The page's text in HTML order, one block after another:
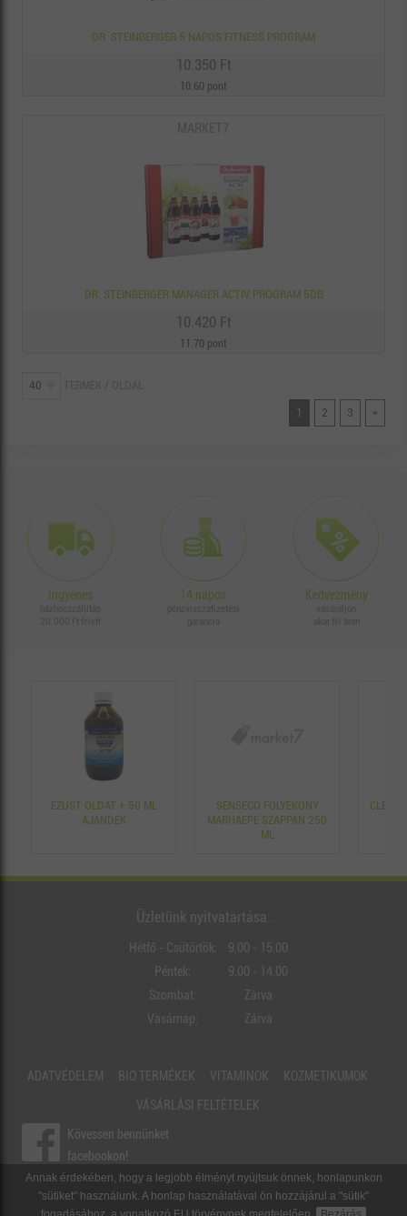
Annak érdekében, hogy a legjobb élményt nyújtsuk önnek, honlapunkon
"sütiket" használunk. A honlap használatával ön hozzájárul a "sütik"
DR. STEINBERGER 5 NAPOS FITNESS PROGRAM
10.350 Ft
10.60 pont
DR. STEINBERGER MANAGER ACTIV PROGRAM 5DB
10.420 Ft
11.70 pont
1
2 3 »
Ingyenes 14 napos Kedvezmény
EZÜST OLDAT + 50 ML
AJÁNDÉK
SENSECO FOLYÉKONY
MARHAEPE SZAPPAN 250
ML
Üzletünk nyitvatartása:
Hétfő - Csütörtök:
9.00 - 15.00
Péntek:
9.00 - 14.00
Szombat:
Zárva
Vasárnap:
Zárva
ADATVÉDELEM BIO TERMÉKEK VITAMINOK
KOZMETIKUMOK
VÁSÁRLÁSI FELTÉTELEK
Kövessen bennünket
facebookon!
Készítette a